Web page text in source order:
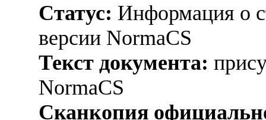
Статус: Информация о
версии NormaCS
Текст документа:
NormaCS
Сканкопия